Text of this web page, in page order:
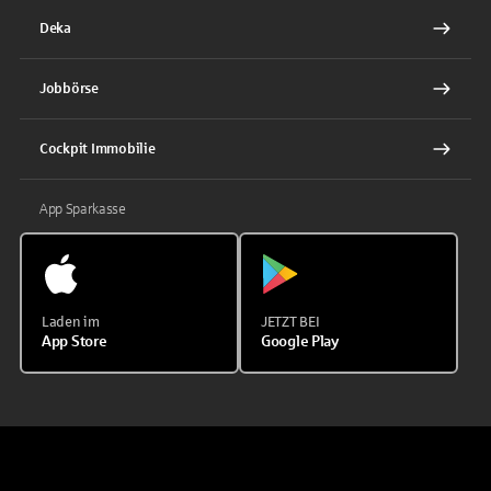
Deka
Jobbörse
Cockpit Immobilie
App Sparkasse
Laden im
App Store
JETZT BEI
Google Play